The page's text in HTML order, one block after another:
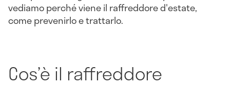
vediamo perché viene il raffreddore d'estate,
come prevenirlo e trattarlo.
Cos’è il raffreddore